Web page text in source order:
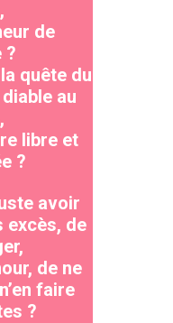
de
?
quête du
au
libre et
?
avoir
excès, de
de ne
faire
?